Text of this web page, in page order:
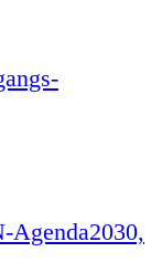
Agenda2030,